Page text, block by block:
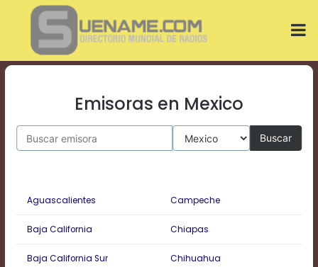
Current
Duration
0:00
Progress:
Stream
Remaining
Emisoras en Mexico
Buscar
Aguascalientes
Baja California
Baja California Sur
Campeche
Chiapas
Chihuahua